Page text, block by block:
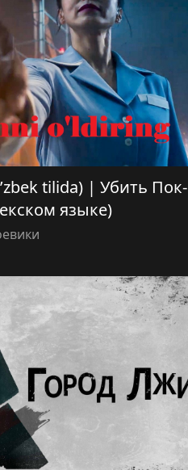
tilida) | Убить Пок-
языке)